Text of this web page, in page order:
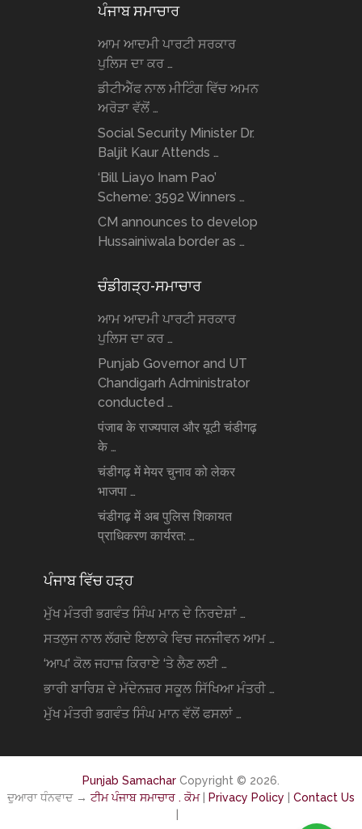
ਪੰਜਾਬ ਸਮਾਚਾਰ
ਆਮ ਆਦਮੀ ਪਾਰਟੀ ਸਰਕਾਰ
ਪੁਲਿਸ ਦਾ ਕਰ …
ਡੀਟੀਐੱਫ ਨਾਲ ਮੀਟਿੰਗ ਵਿੱਚ ਅਮਨ
ਅਰੋੜਾ ਵੱਲੋਂ …
Social Security Minister Dr.
Baljit Kaur Attends …
‘Bill Liayo Inam Pao’
Scheme: 3592 Winners …
CM announces to develop
Hussainiwala border as …
ਚੰਡੀਗੜ੍ਹ-ਸਮਾਚਾਰ
ਆਮ ਆਦਮੀ ਪਾਰਟੀ ਸਰਕਾਰ
ਪੁਲਿਸ ਦਾ ਕਰ …
Punjab Governor and UT
Chandigarh Administrator
conducted …
पंजाब के राज्यपाल और यूटी चंडीगढ़
के …
चंडीगढ़ में मेयर चुनाव को लेकर
भाजपा …
चंडीगढ़ में अब पुलिस शिकायत
प्राधिकरण कार्यरत: …
ਪੰਜਾਬ ਵਿੱਚ ਹੜ੍ਹ
ਮੁੱਖ ਮੰਤਰੀ ਭਗਵੰਤ ਸਿੰਘ ਮਾਨ ਦੇ ਨਿਰਦੇਸ਼ਾਂ …
ਸਤਲੁਜ ਨਾਲ ਲੱਗਦੇ ਇਲਾਕੇ ਵਿਚ ਜਨਜੀਵਨ ਆਮ …
‘ਆਪ’ ਕੋਲ ਜਹਾਜ਼ ਕਿਰਾਏ ‘ਤੇ ਲੈਣ ਲਈ …
ਭਾਰੀ ਬਾਰਿਸ਼ ਦੇ ਮੱਦੇਨਜ਼ਰ ਸਕੂਲ ਸਿੱਖਿਆ ਮੰਤਰੀ …
ਮੁੱਖ ਮੰਤਰੀ ਭਗਵੰਤ ਸਿੰਘ ਮਾਨ ਵੱਲੋਂ ਫਸਲਾਂ …
Punjab SamacharCopyright © 2026.
ਦੁਆਰਾ ਧੰਨਵਾਦ → ਟੀਮ ਪੰਜਾਬ ਸਮਾਚਾਰ . ਕੋਮ| Privacy Policy
Contact Us